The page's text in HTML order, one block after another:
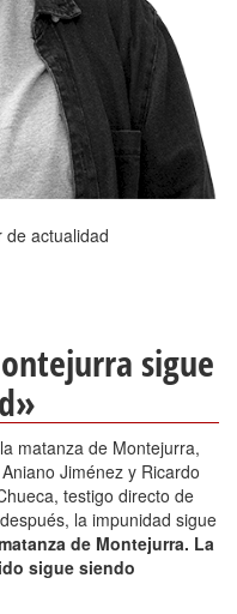
de actualidad
sigue
matanza de Montejurra,
Jiménez y Ricardo
testigo directo de
la impunidad sigue
de Montejurra. La
sigue siendo